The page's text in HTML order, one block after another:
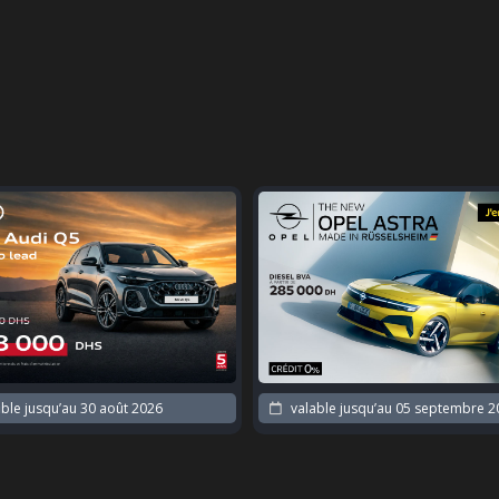
jusqu’au 30 août 2026 valable jusqu’au 05 septembre